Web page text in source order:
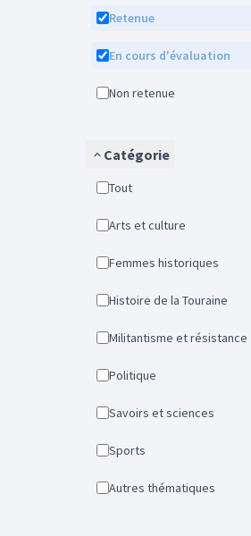
Retenue
En cours d'évaluation
Non retenue
Catégorie
Tout
Arts et culture
Femmes historiques
Histoire de la Touraine
Militantisme et résistance
Politique
Savoirs et sciences
Sports
Autres thématiques